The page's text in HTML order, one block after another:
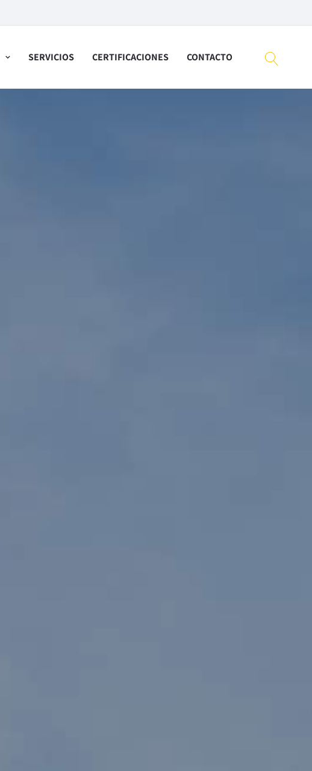
SERVICIOS CERTIFICACIONES CONTACTO